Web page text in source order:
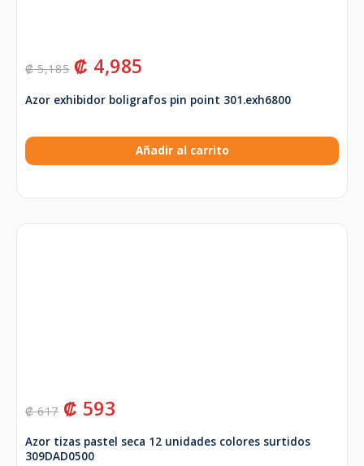
₡5,185 ₡ 4,985
Azor exhibidor boligrafos pin point 301.exh6800
Añadir al carrito
₡617 ₡ 593
Azor tizas pastel seca 12 unidades colores surtidos
309DAD0500